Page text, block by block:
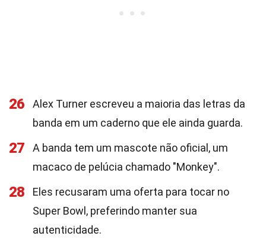
26
Alex Turner escreveu a maioria das letras da
banda em um caderno que ele ainda guarda.
27
A banda tem um mascote não oficial, um
macaco de pelúcia chamado "Monkey".
28
Eles recusaram uma oferta para tocar no
Super Bowl, preferindo manter sua
autenticidade.